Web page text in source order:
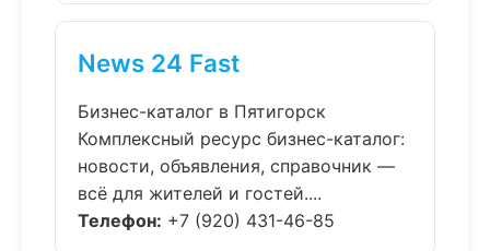
News 24 Fast
Бизнес-каталог в Пятигорск
Комплексный ресурс бизнес-каталог:
новости, объявления, справочник —
всё для жителей и гостей....
Телефон: +7 (920) 431-46-85